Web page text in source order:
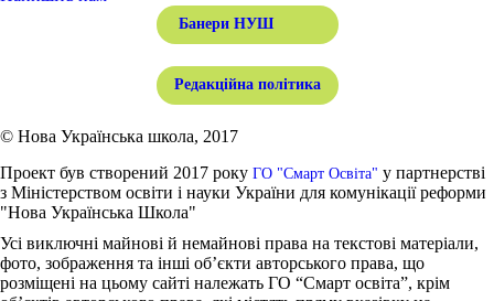
Банери НУШ
Редакційна політика
© Нова Українська школа, 2017
Проект був створений 2017 року ГО "Смарт Освіта" у партнерстві
з Міністерством освіти і науки України для комунікації реформи
"Нова Українська Школа"
Усі виключні майнові й немайнові права на текстові матеріали,
фото, зображення та інші об’єкти авторського права, що
розміщені на цьому сайті належать ГО “Смарт освіта”, крім